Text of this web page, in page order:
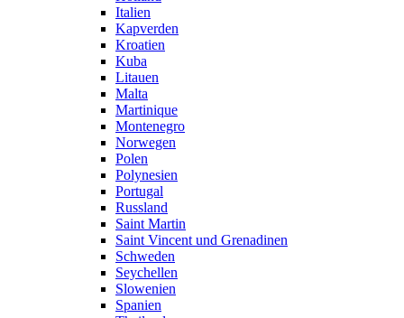
Italien
Kapverden
Kroatien
Kuba
Litauen
Malta
Martinique
Montenegro
Norwegen
Polen
Polynesien
Portugal
Russland
Saint Martin
Saint Vincent und Grenadinen
Schweden
Seychellen
Slowenien
Spanien